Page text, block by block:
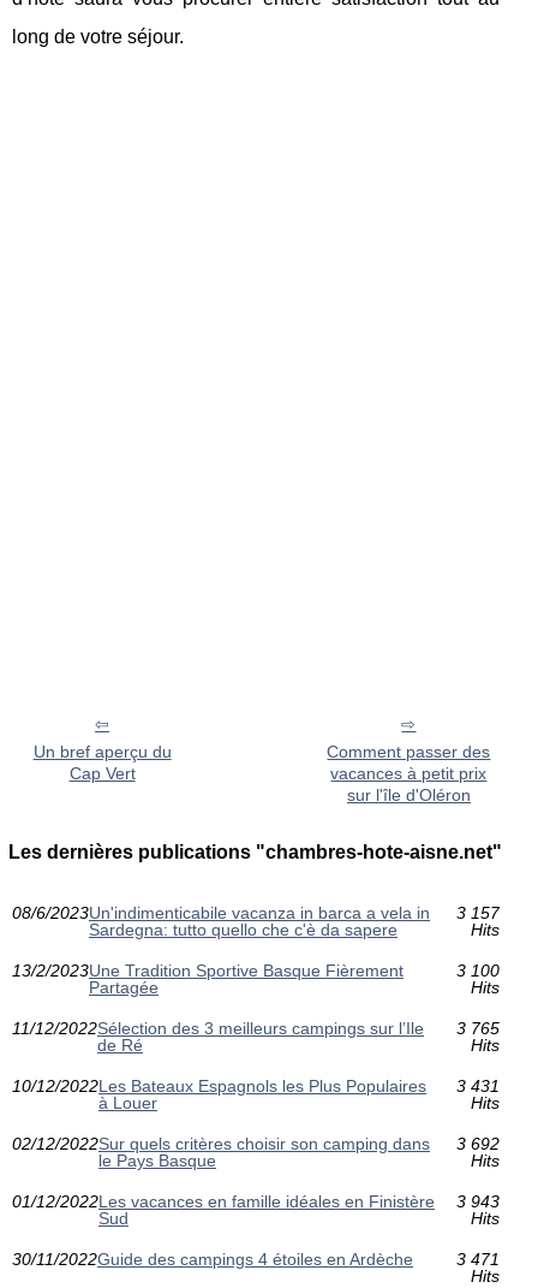
long de votre séjour.
Un bref aperçu du
Cap Vert
Comment passer des
vacances à petit prix
sur l'île d'Oléron
Les dernières publications "chambres-hote-aisne.net"
08/6/2023Un'indimenticabile vacanza in barca a vela in
Sardegna: tutto quello che c'è da sapere
3 157
Hits
13/2/2023Une Tradition Sportive Basque Fièrement
Partagée
3 100
Hits
11/12/2022Sélection des 3 meilleurs campings sur l’Ile
de Ré
3 765
Hits
10/12/2022Les Bateaux Espagnols les Plus Populaires
à Louer
3 431
Hits
02/12/2022Sur quels critères choisir son camping dans
le Pays Basque
3 692
Hits
01/12/2022Les vacances en famille idéales en Finistère
Sud
3 943
Hits
30/11/2022Guide des campings 4 étoiles en Ardèche
3 471
Hits